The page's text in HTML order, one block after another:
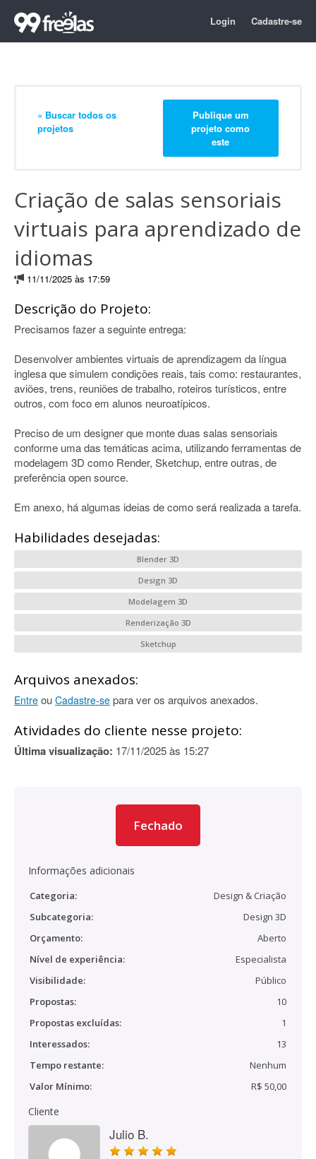
Login Cadastre-se
« Buscar todos os
projetos
Publique um
projeto como
este
Criação de salas sensoriais
virtuais para aprendizado de
idiomas
11/11/2025 às 17:59
Descrição do Projeto:
Precisamos fazer a seguinte entrega:
Desenvolver ambientes virtuais de aprendizagem da língua
inglesa que simulem condições reais, tais como: restaurantes,
aviões, trens, reuniões de trabalho, roteiros turísticos, entre
outros, com foco em alunos neuroatípicos.
Preciso de um designer que monte duas salas sensoriais
conforme uma das temáticas acima, utilizando ferramentas de
modelagem 3D como Render, Sketchup, entre outras, de
preferência open source.
Em anexo, há algumas ideias de como será realizada a tarefa.
Habilidades desejadas:
Blender 3D
Design 3D
Modelagem 3D
Renderização 3D
Sketchup
Arquivos anexados:
Entre ou Cadastre-se para ver os arquivos anexados.
Atividades do cliente nesse projeto:
Última visualização: 17/11/2025 às 15:27
Fechado
Informações adicionais
Categoria:
Design & Criação
Subcategoria:
Design 3D
Orçamento:
Aberto
Nível de experiência:
Especialista
Visibilidade:
Público
Propostas:
10
Propostas excluídas:
1
Interessados:
13
Tempo restante:
Nenhum
Valor Mínimo:
R$ 50,00
Cliente
Julio B.